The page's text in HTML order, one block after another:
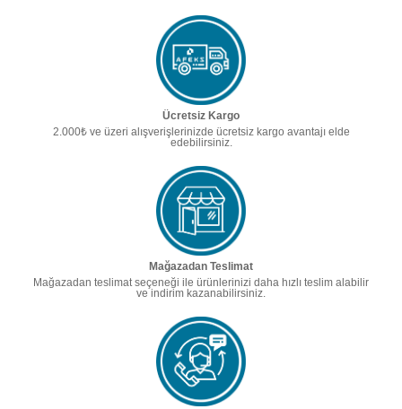
Ücretsiz Kargo
2.000₺ ve üzeri alışverişlerinizde ücretsiz kargo avantajı elde
edebilirsiniz.
Mağazadan Teslimat
Mağazadan teslimat seçeneği ile ürünlerinizi daha hızlı teslim alabilir
ve indirim kazanabilirsiniz.